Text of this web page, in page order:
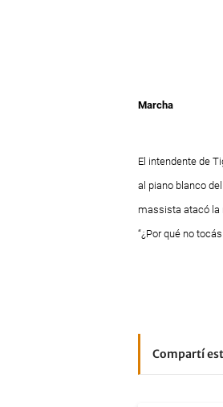
Marcha
El intendente de
al piano blanco
massista atacó la
“¿Por qué no
Compartí